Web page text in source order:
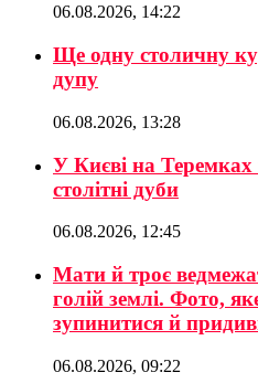
06.08.2026, 14:22
Ще одну столичну
дупу
06.08.2026, 13:28
У Києві на
столітні дуби
06.08.2026, 12:45
Мати й троє
голій землі. Фото,
зупинитися й
06.08.2026, 09:22